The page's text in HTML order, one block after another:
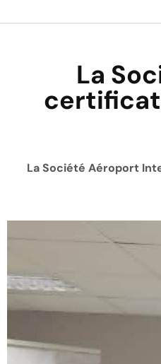
La
La Société Aéroport